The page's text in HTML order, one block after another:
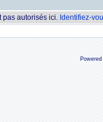
pas autorisés ici. Identifiez-